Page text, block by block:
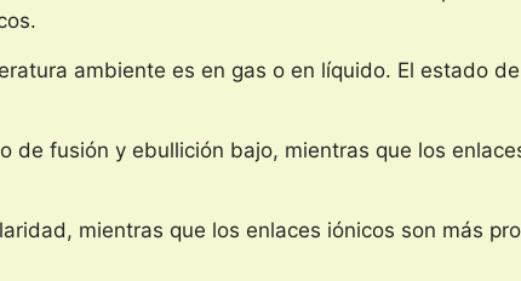
ambiente es en gas o en líquido. El estado
de fusión y ebullición bajo, mientras que los
mientras que los enlaces iónicos son más